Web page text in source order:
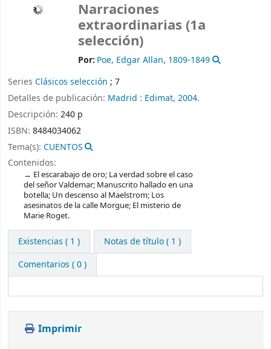
Narraciones
extraordinarias (1a
selección)
Por: Poe, Edgar Allan, 1809-1849
Series Clásicos selección ; 7
Detalles de publicación: Madrid : Edimat, 2004.
Descripción: 240 p
ISBN: 8484034062
Tema(s): CUENTOS
Contenidos:
El escarabajo de oro; La verdad sobre el caso
del señor Valdemar; Manuscrito hallado en una
botella; Un descenso al Maelstrom; Los
asesinatos de la calle Morgue; El misterio de
Marie Roget.
Existencias ( 1 )
Notas de título ( 1 )
Comentarios ( 0 )
Imprimir